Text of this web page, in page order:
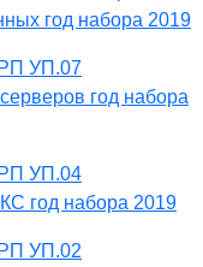
год набора 2019
УП.07
год набора
УП.04
год набора 2019
УП.02